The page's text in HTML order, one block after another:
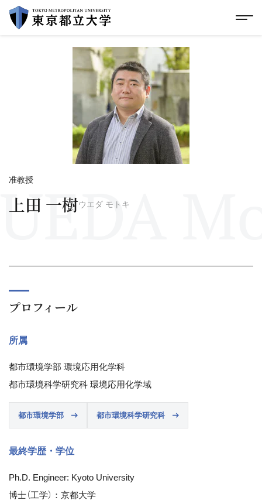
グローバルメニューにスキップ メ
UEDA
准教授
上田 一樹ウエダ モトキ
プロフィール
所属
都市環境学部 環境応用化学科
都市環境科学研究科 環境応用化学域
都市環境学部 都市環境科学研究科
最終学歴・学位
Ph.D. Engineer: Kyoto University
博士（工学）：京都大学